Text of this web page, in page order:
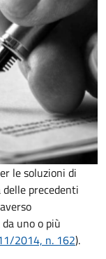
le soluzioni di
precedenti
uno o più
2014, n. 162).